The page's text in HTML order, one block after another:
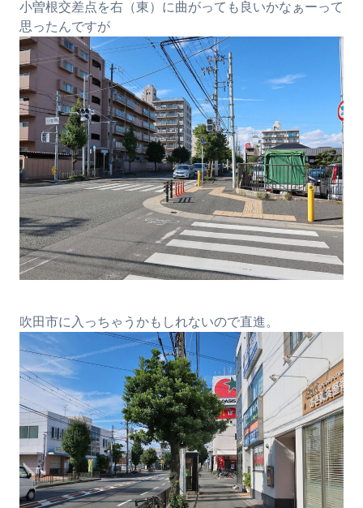
小曽根交差点を右（東）に曲がっても良いかなぁーって
思ったんですが
吹田市に入っちゃうかもしれないので直進。